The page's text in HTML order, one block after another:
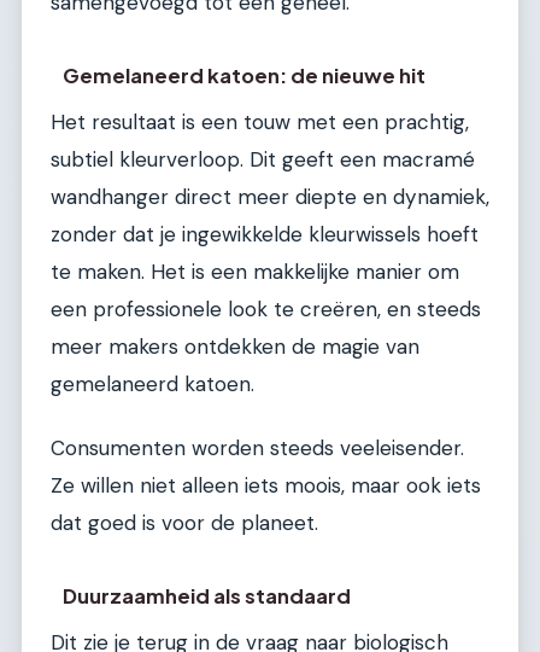
Gemelaneerd katoen: de nieuwe hit
Het resultaat is een touw met een prachtig,
subtiel kleurverloop. Dit geeft een macramé
wandhanger direct meer diepte en dynamiek,
zonder dat je ingewikkelde kleurwissels hoeft
te maken. Het is een makkelijke manier om
een professionele look te creëren, en steeds
meer makers ontdekken de magie van
gemelaneerd katoen.
Consumenten worden steeds veeleisender.
Ze willen niet alleen iets moois, maar ook iets
dat goed is voor de planeet.
Duurzaamheid als standaard
Dit zie je terug in de vraag naar biologisch